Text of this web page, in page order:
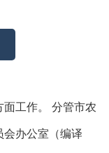
工作。 分管市农
会办公室（编译